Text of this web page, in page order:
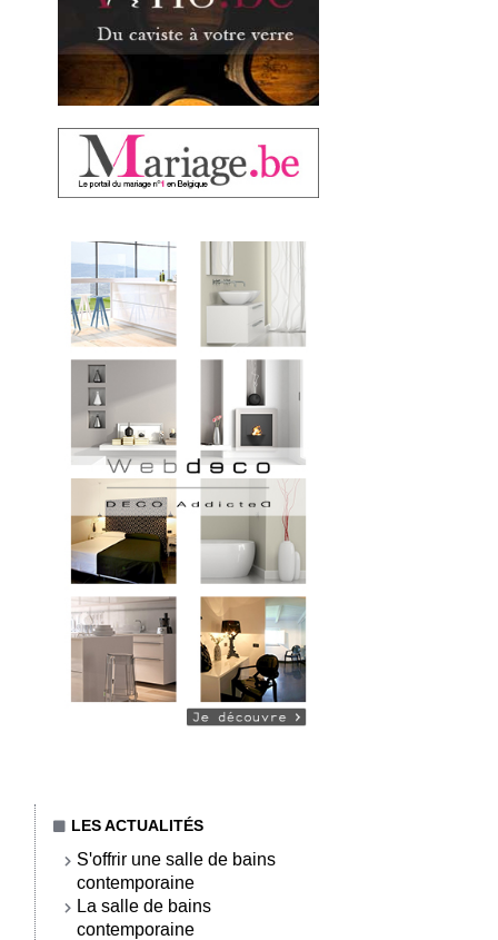
LES ACTUALITÉS
S'offrir une salle de bains
contemporaine
La salle de bains
contemporaine